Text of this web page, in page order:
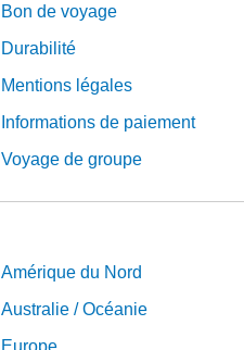
Bon de voyage
Durabilité
Mentions légales
Informations de paiement
Voyage de groupe
Amérique du Nord
Australie / Océanie
Europe